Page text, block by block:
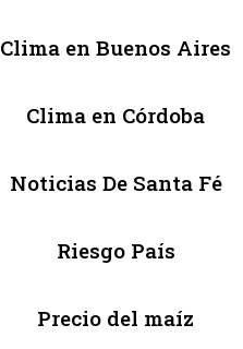
Clima en Buenos Aires
Clima en Córdoba
Noticias De Santa Fé
Riesgo País
Precio del maíz